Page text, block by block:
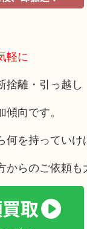
軽に
捨離・引っ越し
向です。
何を持ってい
らのご依頼も